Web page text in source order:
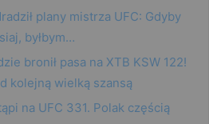
plany mistrza UFC: Gdyby
byłbym…
bronił pasa na XTB KSW 122!
kolejną wielką szansą
na UFC 331. Polak częścią